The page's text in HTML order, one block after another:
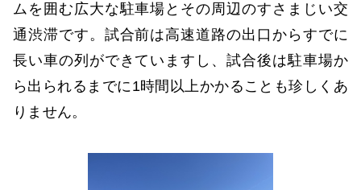
ムを囲む広大な駐車場とその周辺のすさまじい交
通渋滞です。試合前は高速道路の出口からすでに
長い車の列ができていますし、試合後は駐車場か
ら出られるまでに1時間以上かかることも珍しくあ
りません。